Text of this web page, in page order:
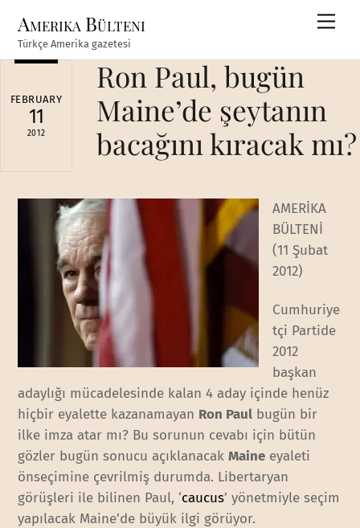
content
Amerika Bülteni
Türkçe Amerika gazetesi
FEBRUARY
11
2012
Ron Paul, bugün
Maine’de şeytanın
bacağını kıracak mı?
AMERİKA
BÜLTENİ
(11 Şubat
2012)
Cumhuriye
tçi Partide
2012
başkan
adaylığı mücadelesinde kalan 4 aday içinde henüz
hiçbir eyalette kazanamayan Ron Paul bugün bir
ilke imza atar mı? Bu sorunun cevabı için bütün
gözler bugün sonucu açıklanacakMaine eyaleti
önseçimine çevrilmiş durumda. Libertaryan
görüşleri ile bilinen Paul, ‘caucus’ yönetmiyle seçim
yapılacak Maine’de büyük ilgi görüyor.